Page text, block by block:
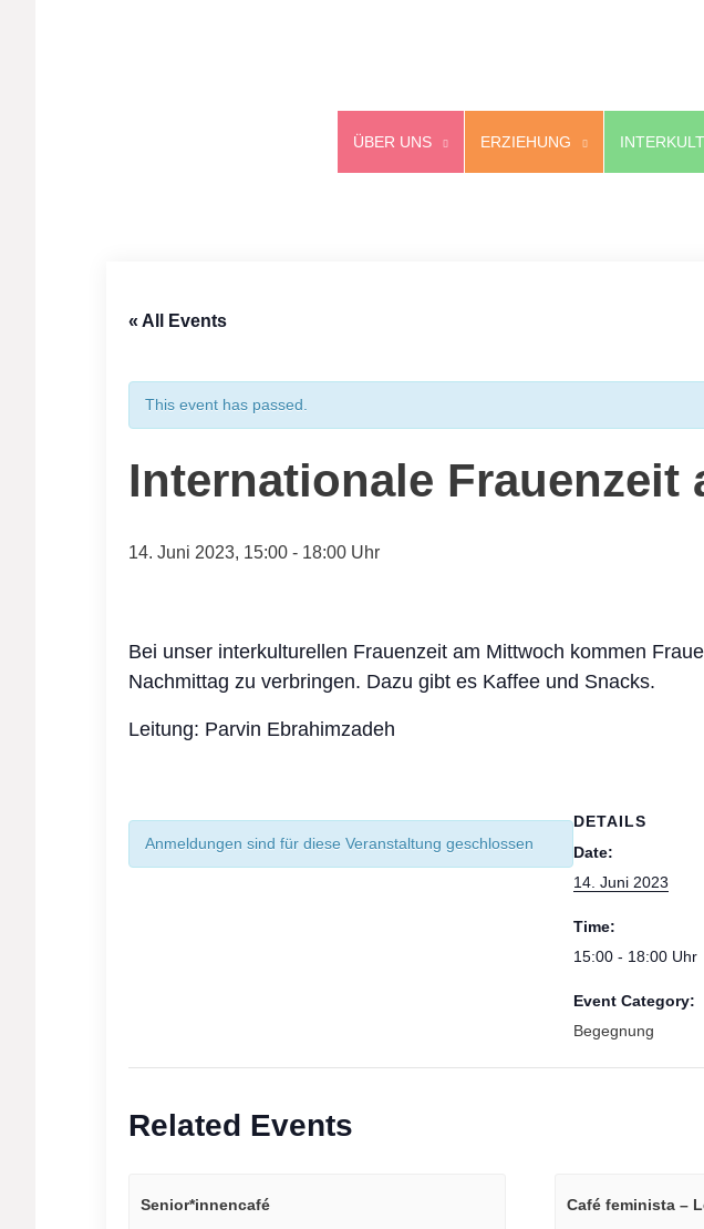
ÜBER UNS ERZIEHUNG
« All Events
This event has passed.
Internationale Frauenzeit
14. Juni 2023, 15:00 - 18:00
Bei unser interkulturellen Frauenzeit am Mittwoch kommen
Nachmittag zu verbringen. Dazu gibt es Kaffee und Snacks.
Leitung: Parvin Ebrahimzadeh
DETAILS
Date:
14. Juni 2023
Time:
15:00 - 18:00
Event Category:
Begegnung
Anmeldungen sind für diese Veranstaltung geschlossen
Related Events
Senior*innencafé Café feminista –